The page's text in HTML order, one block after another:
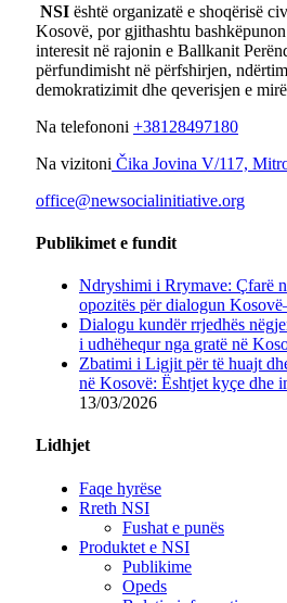
NSI është organizatë e shoqërisë
Kosovë, por gjithashtu
interesit në rajonin e Ballkanit
përfundimisht në përfshirjen,
demokratizimit dhe qeverisjen e
Na telefononi +38128497180
Na vizitoni Čika Jovina V/117,
office@newsocialinitiative.org
Publikimet e fundit
Ndryshimi i Rrymave: Çfarë
opozitës për dialogun
Dialogu kundër rrjedhës
i udhëhequr nga gratë në
Zbatimi i Ligjit për të huajt
në Kosovë: Ështjet kyçe dhe
13/03/2026
Lidhjet
Faqe hyrëse
Rreth NSI
Fushat e punës
Produktet e NSI
Publikime
Opeds